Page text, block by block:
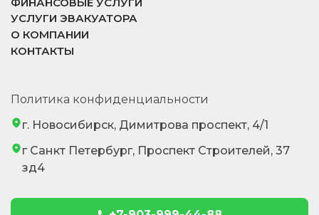
УСЛУГИ ЭВАКУАТОРА
О КОМПАНИИ
КОНТАКТЫ
Политика конфиденциальности
г. Новосибирск, Димитрова проспект, 4/1
г Санкт Петербург, Проспект Строителей, 37
зд4